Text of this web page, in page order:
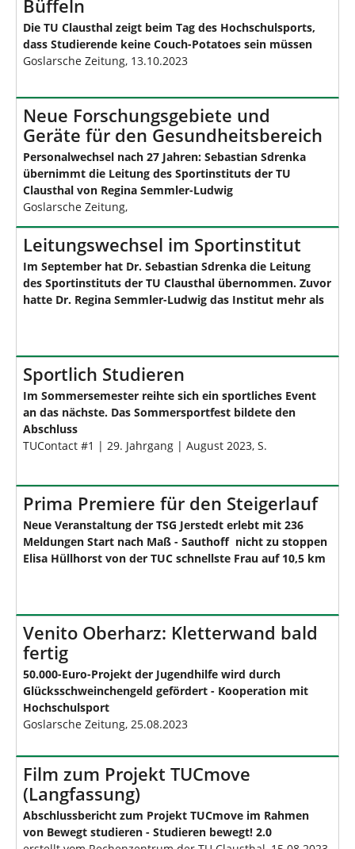
Büffeln
Die TU Clausthal zeigt beim Tag des Hochschulsports,
dass Studierende keine Couch-Potatoes sein müssen
Goslarsche Zeitung, 13.10.2023
Neue Forschungsgebiete und
Geräte für den Gesundheitsbereich
Personalwechsel nach 27 Jahren: Sebastian Sdrenka
übernimmt die Leitung des Sportinstituts der TU
Clausthal von Regina Semmler-Ludwig
Goslarsche Zeitung,
Leitungswechsel im Sportinstitut
Im September hat Dr. Sebastian Sdrenka die Leitung
des Sportinstituts der TU Clausthal übernommen. Zuvor
hatte Dr. Regina Semmler-Ludwig das Institut mehr als
Sportlich Studieren
Im Sommersemester reihte sich ein sportliches Event
an das nächste. Das Sommersportfest bildete den
Abschluss
TUContact #1 | 29. Jahrgang | August 2023, S.
Prima Premiere für den Steigerlauf
Neue Veranstaltung der TSG Jerstedt erlebt mit 236
Meldungen Start nach Maß - Sauthoff nicht zu stoppen
Elisa Hüllhorst von der TUC schnellste Frau auf 10,5 km
Venito Oberharz: Kletterwand bald
fertig
50.000-Euro-Projekt der Jugendhilfe wird durch
Glücksschweinchengeld gefördert - Kooperation mit
Hochschulsport
Goslarsche Zeitung, 25.08.2023
Film zum Projekt TUCmove
(Langfassung)
Abschlussbericht zum Projekt TUCmove im Rahmen
von Bewegt studieren - Studieren bewegt! 2.0